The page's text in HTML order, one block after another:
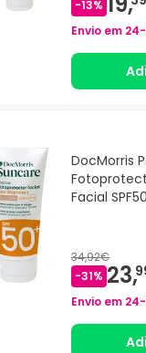
-13%
Envio em
DocMorris
Facial
34,92€
-31% 23,
Envio em